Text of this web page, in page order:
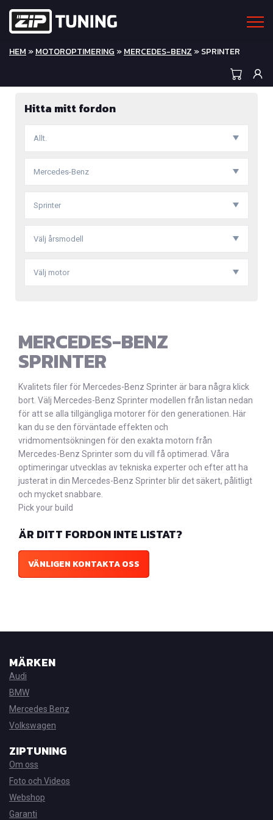
HEM »MOTOROPTIMERING »MERCEDES-BENZ » SPRINTER
Hitta mitt fordon
Allt.
Mercedes-Benz
Sprinter
Välj årsmodell
Välj motor
MERCEDES-BENZ
SPRINTER
Kvalitets filer för Mercedes-Benz Sprinter är bara några klick
bort. Välj Mercedes-Benz Sprinter modellen från listan nedan
för att se alla tillgängliga motorer för den generationen. Här
kan du se den förväntade effekten och
vridmomentsökningen för den exakta motorn från
Mercedes-Benz Sprinter som du vill få optimerad. Våra
optimeringar utvecklas av tekniska experter och efter att ha
justerat in din Mercedes-Benz Sprinter blir det säkert, pålitligt
och mycket snabbare.
Pick your build
ÄR DITT FORDON INTE LISTAT?
VÄNLIGEN KONTAKTA OSS
MÄRKEN
Audi
BMW
Mercedes Benz
Volkswagen
ZIPTUNING
Om oss
Foto och Videos
Webshop
Garanti